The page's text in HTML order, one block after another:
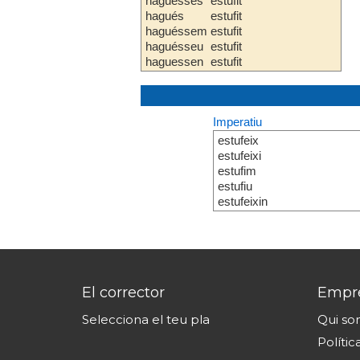
hagués
haguéssem
haguésseu
haguessen
estufit
estufit
estufit
estufit
Imperatiu
estufeix
estufeixi
estufim
estufiu
estufeixin
El corrector
Selecciona el teu pla
Qui